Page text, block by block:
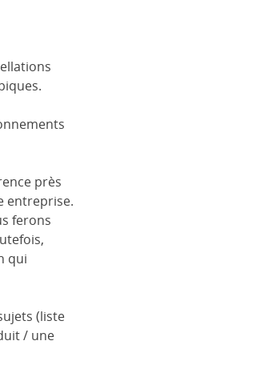
près
entreprise.
ferons
qui
(liste
/ une